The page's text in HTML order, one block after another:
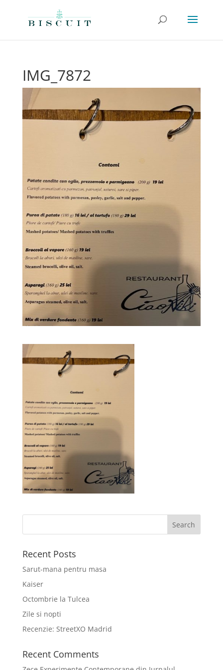
IMG_7872
Recent Posts
Sarut-mana pentru masa
Kaiser
Octombrie la Tulcea
Zile si nopti
Recenzie: StreetXO Madrid
Recent Comments